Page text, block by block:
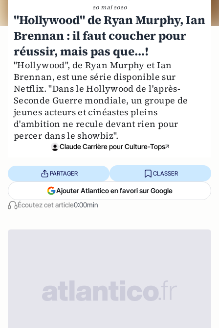
20 mai 2020
"Hollywood" de Ryan Murphy, Ian
Brennan : il faut coucher pour
réussir, mais pas que…!
"Hollywood", de Ryan Murphy et Ian
Brennan, est une série disponible sur
Netflix. "Dans le Hollywood de l'après-
Seconde Guerre mondiale, un groupe de
jeunes acteurs et cinéastes pleins
d'ambition ne recule devant rien pour
percer dans le showbiz".
Claude Carrière pour Culture-Tops
Écoutez cet article0:00min
PARTAGER CLASSER
Ajouter Atlantico en favori sur Google